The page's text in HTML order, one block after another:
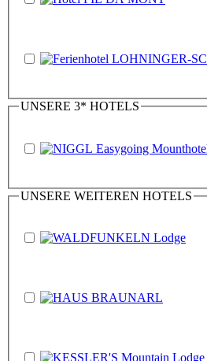
UNSERE 3* HOTELS
UNSERE WEITEREN HOTELS